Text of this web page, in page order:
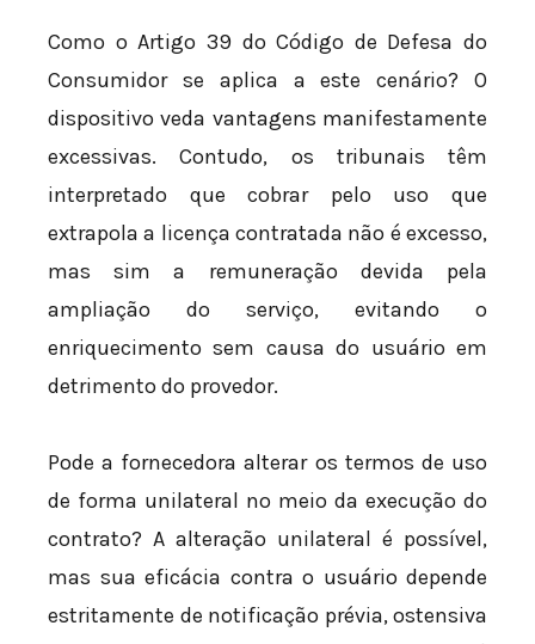
Como o Artigo 39 do Código de Defesa do
Consumidor se aplica a este cenário? O
dispositivo veda vantagens manifestamente
excessivas. Contudo, os tribunais têm
interpretado que cobrar pelo uso que
extrapola a licença contratada não é excesso,
mas sim a remuneração devida pela
ampliação do serviço, evitando o
enriquecimento sem causa do usuário em
detrimento do provedor.
Pode a fornecedora alterar os termos de uso
de forma unilateral no meio da execução do
contrato? A alteração unilateral é possível,
mas sua eficácia contra o usuário depende
estritamente de notificação prévia, ostensiva